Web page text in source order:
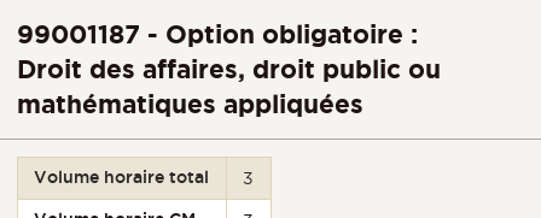
99001187 - Option obligatoire :
Droit des affaires, droit public ou
mathématiques appliquées
Volume horaire total 3